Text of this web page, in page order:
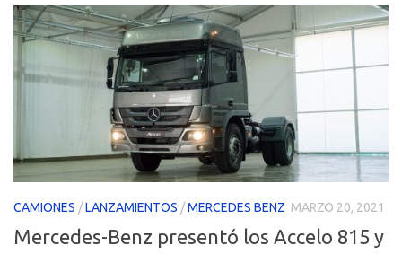
CAMIONES /LANZAMIENTOS /MERCEDES BENZ MARZO 20, 2021
Mercedes-Benz presentó los Accelo 815 y